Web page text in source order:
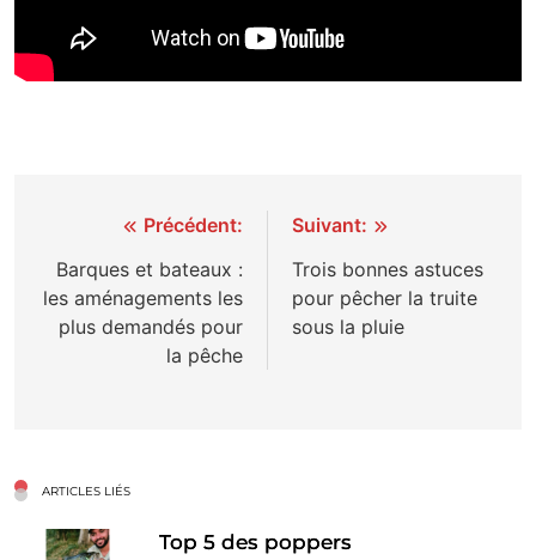
Navigation
de
l’article
Précédent:
Barques et bateaux :
les aménagements les
plus demandés pour
la pêche
Suivant:
Trois bonnes astuces
pour pêcher la truite
sous la pluie
ARTICLES LIÉS
Top 5 des poppers